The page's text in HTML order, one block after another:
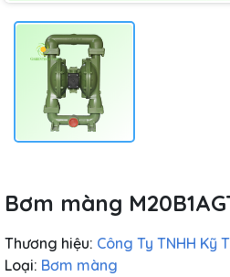
Bơm màng
Thương hiệu: Công Ty TNHH Kỹ
Loại: Bơm màng